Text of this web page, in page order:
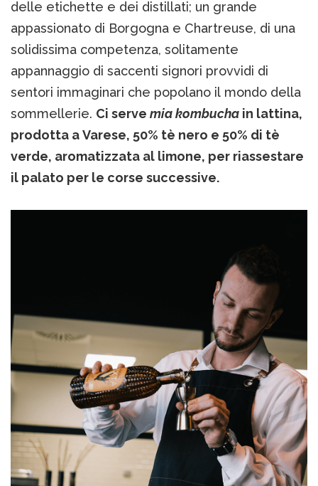
delle etichette e dei distillati; un grande
appassionato di Borgogna e Chartreuse, di una
solidissima competenza, solitamente
appannaggio di saccenti signori provvidi di
sentori immaginari che popolano il mondo della
sommellerie. Ci serve mia kombucha in lattina,
prodotta a Varese, 50% tè nero e 50% di tè
verde, aromatizzata al limone, per riassestare
il palato per le corse successive.